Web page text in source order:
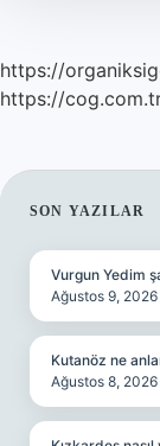
https://
https://
SON YAZILAR
Vurgun Yedim
Ağustos 9, 2026
Kutanöz ne
Ağustos 8, 2026